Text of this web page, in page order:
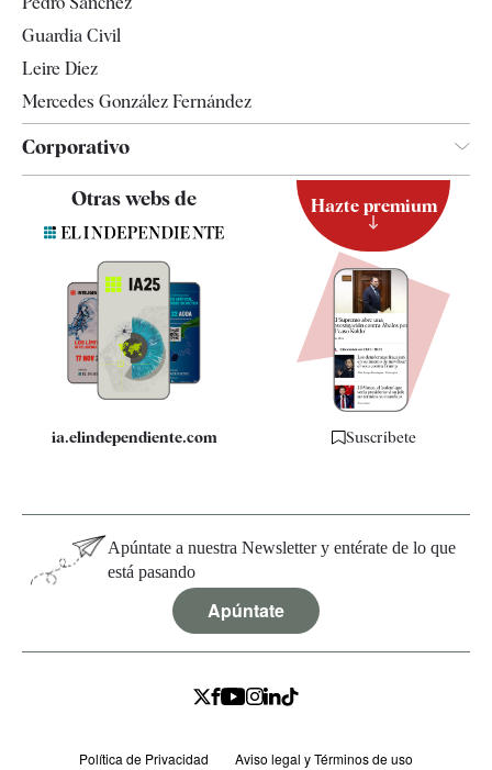
Guardia Civil
Leire Díez
Mercedes González Fernández
Corporativo
Quiénes somos
Especificaciones
Otras webs de
ia.elindependiente.com
Hazte premium
Suscríbete
Apúntate a nuestra Newsletter y entérate de lo que
está pasando
Apúntate
Política de Privacidad Aviso legal y Términos de uso